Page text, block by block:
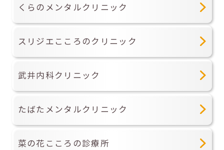
くらのメンタルクリニック
スリジエこころのクリニック
武井内科クリニック
たばたメンタルクリニック
菜の花こころの診療所